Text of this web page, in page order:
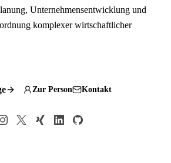
Unternehmensentwicklung und
komplexer wirtschaftlicher
Zur Person
Kontakt